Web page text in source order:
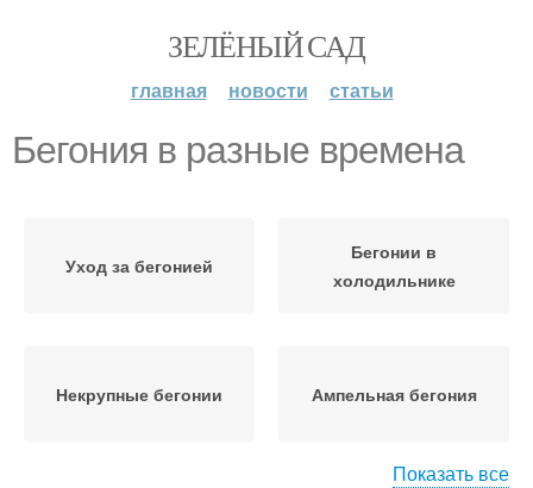
ЗЕЛЁНЫЙ САД
главная новости статьи
Бегония в разные времена
Уход за бегонией
Бегонии в
холодильнике
Некрупные бегонии Ампельная бегония
Показать все